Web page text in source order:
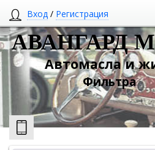
Вход / Регистрация
АВАНГАРД
Автомасла и
Фильтра